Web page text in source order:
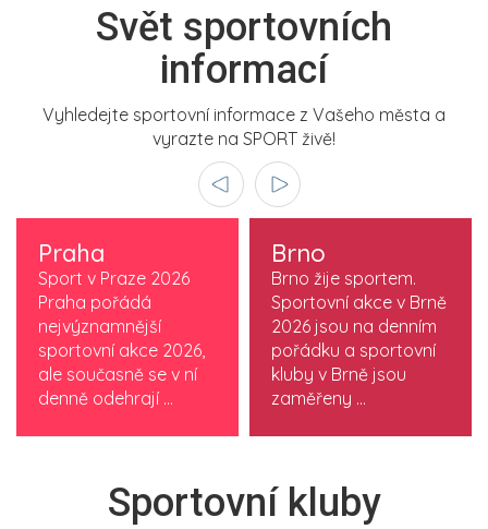
Svět sportovních
informací
Vyhledejte sportovní informace z Vašeho města a
vyrazte na SPORT živě!
Praha
Sport v Praze 2026
Praha pořádá
nejvýznamnější
sportovní akce 2026,
ale současně se v ní
denně odehrají ...
Brno
Brno žije sportem.
Sportovní akce v Brně
2026 jsou na denním
pořádku a sportovní
kluby v Brně jsou
zaměřeny ...
Sportovní kluby